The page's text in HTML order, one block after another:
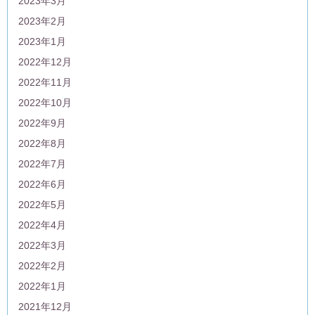
2023年2月
2023年1月
2022年12月
2022年11月
2022年10月
2022年9月
2022年8月
2022年7月
2022年6月
2022年5月
2022年4月
2022年3月
2022年2月
2022年1月
2021年12月